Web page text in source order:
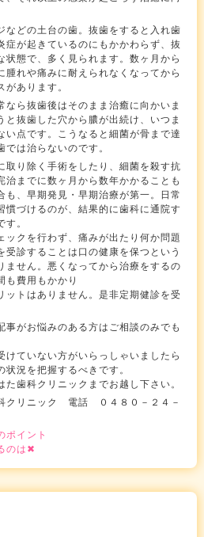
などの土台の歯。抜歯をすると入れ歯
症が起きているのにもかかわらず、抜
状態で、多く見られます。数ヶ月から
腫れや痛みに耐えられなくなってから
あります。
なら抜歯後はそのまま治癒に向かいま
と抜歯した穴から膿が出続け、いつま
い点です。こうなると細菌が骨まで達
は治らないのです。
取り除く手術をしたり、細菌を殺す抗
治までに数ヶ月から数年かかることも
も、早期発見・早期治療が第一。日常
慣づけるのが、結果的に歯科に通院す
。
ックを行わず、痛みが出たり何か問題
受診することは口の健康を保つという
ません。悪くなってから治療をするの
も費用もかかり
ットはありません。是非定期健診を受
事がお悩みのある方はご相談のみでも
けていない方がいらっしゃいましたら
況を把握するべきです。
歯科クリニックまでお越し下さい。
リニック 電話 ０４８０－２４－
ポイント
のは✖